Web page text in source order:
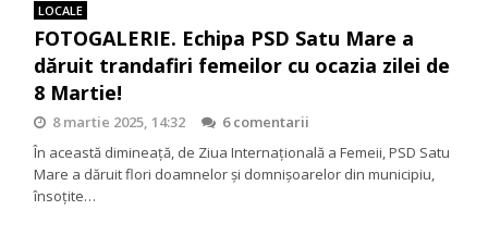
LOCALE
FOTOGALERIE. Echipa PSD Satu Mare a
dăruit trandafiri femeilor cu ocazia zilei de
8 Martie!
8 martie 2025, 14:32
6 comentarii
În această dimineață, de Ziua Internațională a Femeii, PSD Satu
Mare a dăruit flori doamnelor și domnișoarelor din municipiu,
însoțite…